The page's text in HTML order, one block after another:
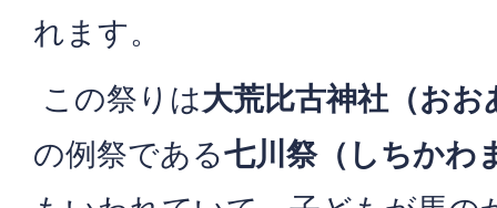
れます。
この祭りは大荒比古神社（お
の例祭である七川祭（しちかわ